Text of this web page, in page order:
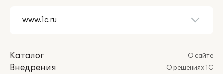
Каталог
Внедрения
О сайте
О решениях 1С